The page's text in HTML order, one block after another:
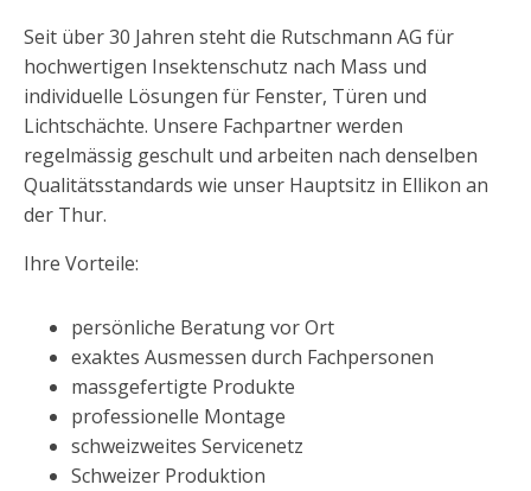
Seit über 30 Jahren steht die Rutschmann AG für
hochwertigen Insektenschutz nach Mass und
individuelle Lösungen für Fenster, Türen und
Lichtschächte. Unsere Fachpartner werden
regelmässig geschult und arbeiten nach denselben
Qualitätsstandards wie unser Hauptsitz in Ellikon an
der Thur.
Ihre Vorteile:
persönliche Beratung vor Ort
exaktes Ausmessen durch Fachpersonen
massgefertigte Produkte
professionelle Montage
schweizweites Servicenetz
Schweizer Produktion